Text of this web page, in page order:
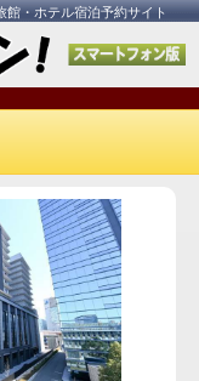
・ホテル宿泊予約サイト